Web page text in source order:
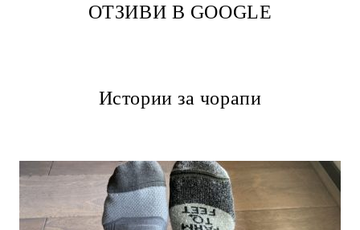
ОТЗИВИ В GOOGLE
Истории за чорапи